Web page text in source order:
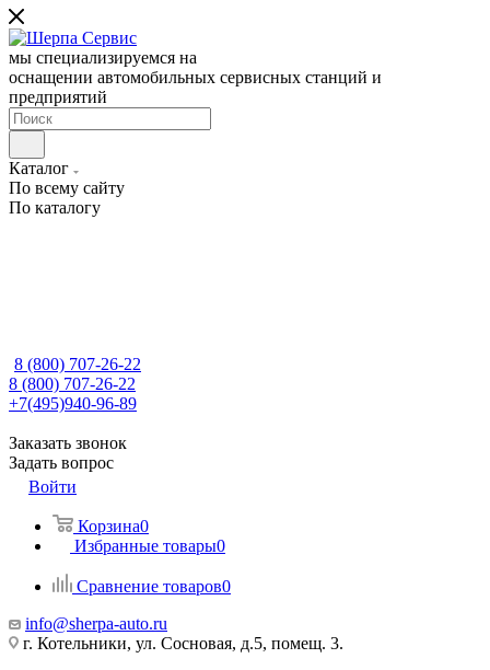
мы специализируемся на
оснащении автомобильных сервисных станций и
предприятий
Каталог
По всему сайту
По каталогу
8 (800) 707-26-22
8 (800) 707-26-22
+7(495)940-96-89
Заказать звонок
Задать вопрос
Войти
Корзина0
Избранные товары0
Сравнение товаров0
info@sherpa-auto.ru
г. Котельники, ул. Сосновая, д.5, помещ. 3.